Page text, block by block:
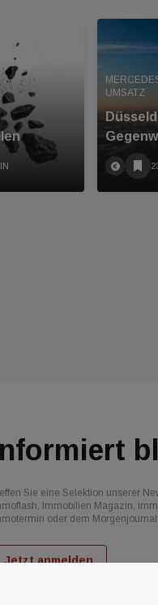
UMSATZ
Sie eine Selektion unserer
Immobilien Magazin,
oder dem Morgenjournal
Jetzt anmelden